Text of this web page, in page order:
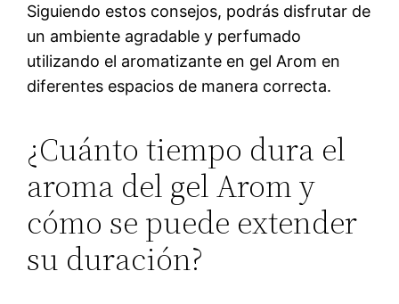
Siguiendo estos consejos, podrás disfrutar de
un ambiente agradable y perfumado
utilizando el aromatizante en gel Arom en
diferentes espacios de manera correcta.
¿Cuánto tiempo dura el
aroma del gel Arom y
cómo se puede extender
su duración?